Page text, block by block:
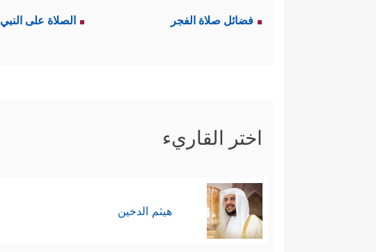
فضائل صلاة الفجر الصلاة على النبي
اختر القاريء
هيثم الدخين